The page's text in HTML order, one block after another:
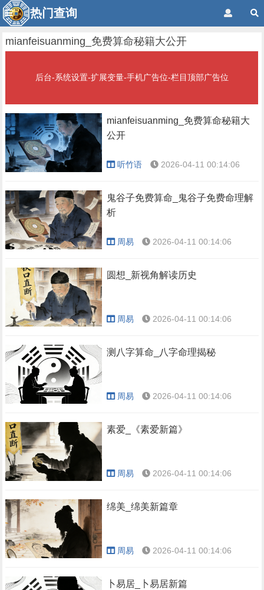
热门查询
mianfeisuanming_免费算命秘籍大公开
后台-系统设置-扩展变量-手机广告位-栏目顶部广告位
mianfeisuanming_免费算命秘籍大
公开
听竹语 2026-04-11 00:14:06
鬼谷子免费算命_鬼谷子免费命理解
析
周易 2026-04-11 00:14:06
圆想_新视角解读历史
周易 2026-04-11 00:14:06
测八字算命_八字命理揭秘
周易 2026-04-11 00:14:06
素爱_《素爱新篇》
周易 2026-04-11 00:14:06
绵美_绵美新篇章
周易 2026-04-11 00:14:06
卜易居_卜易居新篇